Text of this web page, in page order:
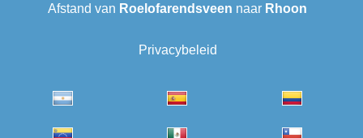
Afstand van Roelofarendsveen naar Rhoon
Privacybeleid